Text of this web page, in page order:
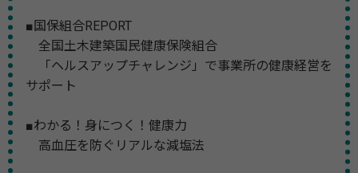
■国保組合REPORT
全国土木建築国民健康保険組合
「ヘルスアップチャレンジ」で事業所の健康経営を
サポート
■わかる！身につく！健康力
高血圧を防ぐリアルな減塩法